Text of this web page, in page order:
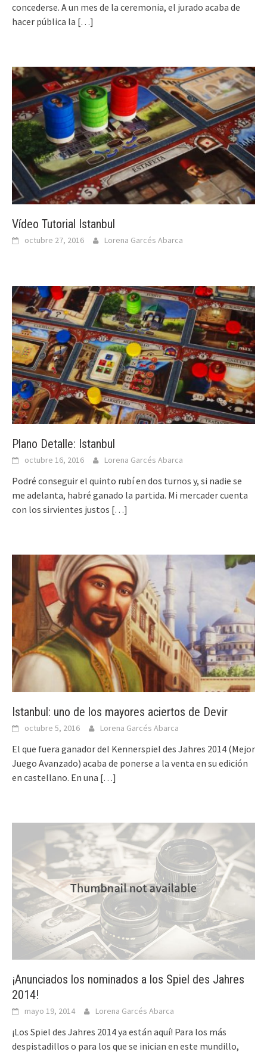
concederse. A un mes de la ceremonia, el jurado acaba de
hacer pública la […]
Vídeo Tutorial Istanbul
octubre 27, 2016 Lorena Garcés Abarca
Plano Detalle: Istanbul
octubre 16, 2016 Lorena Garcés Abarca
Podré conseguir el quinto rubí en dos turnos y, si nadie se
me adelanta, habré ganado la partida. Mi mercader cuenta
con los sirvientes justos […]
Istanbul: uno de los mayores aciertos de Devir
octubre 5, 2016 Lorena Garcés Abarca
El que fuera ganador del Kennerspiel des Jahres 2014 (Mejor
Juego Avanzado) acaba de ponerse a la venta en su edición
en castellano. En una […]
¡Anunciados los nominados a los Spiel des Jahres
2014!
mayo 19, 2014 Lorena Garcés Abarca
¡Los Spiel des Jahres 2014 ya están aquí! Para los más
despistadillos o para los que se inician en este mundillo,